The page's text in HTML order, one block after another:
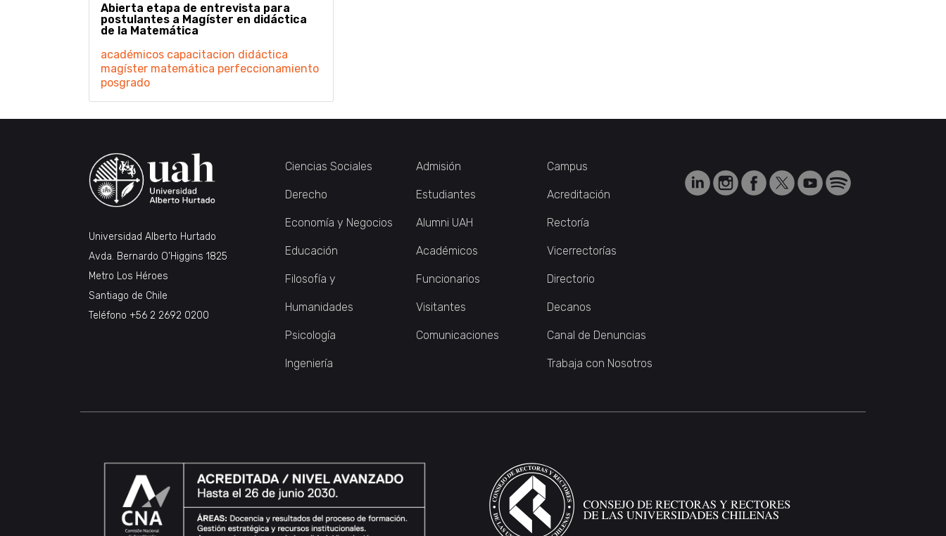
Abierta etapa de entrevista para
postulantes a Magíster en didáctica
de la Matemática
académicos capacitacion didáctica
magíster matemática perfeccionamiento
posgrado
Universidad Alberto Hurtado
Avda. Bernardo O’Higgins 1825
Metro Los Héroes
Santiago de Chile
Teléfono +56 2 2692 0200
Ciencias Sociales
Derecho
Economía y Negocios
Educación
Filosofía y
Humanidades
Psicología
Ingeniería
Admisión
Estudiantes
Alumni UAH
Académicos
Funcionarios
Visitantes
Comunicaciones
Campus
Acreditación
Rectoría
Vicerrectorías
Directorio
Decanos
Canal de Denuncias
Trabaja con Nosotros